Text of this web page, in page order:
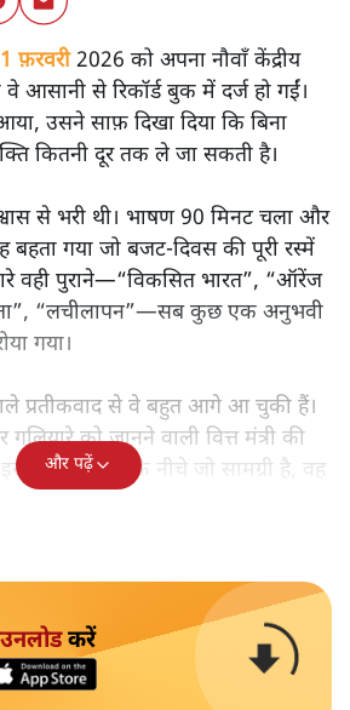
फ़रवरी2026 को अपना नौवाँ केंद्रीय
आसानी से रिकॉर्ड बुक में दर्ज हो गईं।
उसने साफ़ दिखा दिया कि बिना
कितनी दूर तक ले जा सकती है।
से भरी थी। भाषण 90 मिनट चला और
गया जो बजट‑दिवस की पूरी रस्में
वही पुराने—“विकसित भारत”, “ऑरेंज
“लचीलापन”—सब कुछ एक अनुभवी
गया।
प्रतीकवाद से वे बहुत आगे आ चुकी हैं।
को जानने वाली वित्त मंत्री की
आत्मविश्वास के नीचे जो सामग्री है, वह
भरी।
और पढ़ें
करें